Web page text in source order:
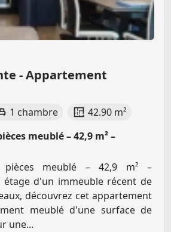
- Appartement
1 chambre
42.90 m²
meublé – 42,9 m² –
pièces meublé – 42,9 m² –
étage d'un immeuble récent de
découvrez cet appartement
meublé d'une surface de
une...